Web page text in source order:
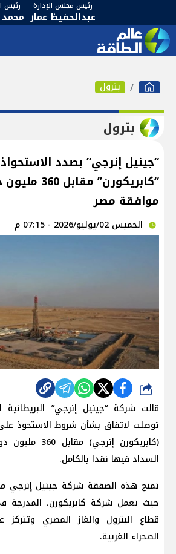
رئيس مجلس الإدارة
عبدالحفيظ عمار
رئيس
بترول
بترول
“جينيل إنرجي” بصدد
“كابريكورن”
موافقة مصر
الخميس 02/يوليو/2026 - 07:15 م
شارك
قالت شركة “جينيل إنرجي” البريطانية
توصلت لاتفاق بشأن شروط الاستحوذ
(كابريكورن
السداد فيها نقدا بالكامل.
تمنح هذه الصفقة شركة جينيل
حيث تعمل شركة كابريكورن،
قطاع البترول والغاز المصري
الصحراء الغربية.